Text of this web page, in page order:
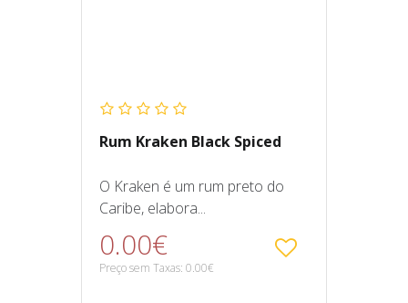
Rum Kraken Black Spiced
O Kraken é um rum preto do
Caribe, elabora...
0.00€
Preço sem Taxas: 0.00€